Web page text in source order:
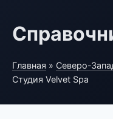
Главная » Северо-
Студия Velvet Spa